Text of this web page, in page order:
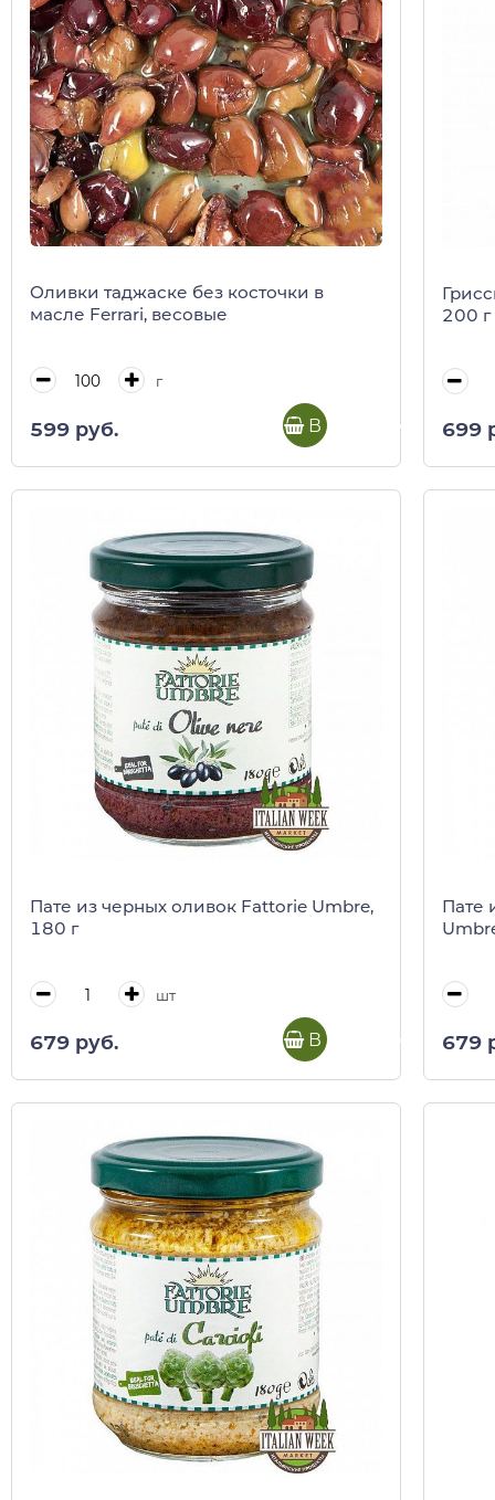
Оливки таджаске без косточки в
масле Ferrari, весовые
г
599 руб. В корзину
200 г
699
Пате из черных оливок Fattorie Umbre,
180 г
шт
679 руб. В корзину
Пате
679